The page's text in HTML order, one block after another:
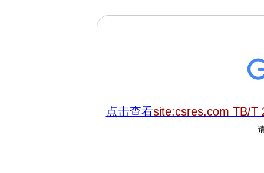
点击查看site:csres.com TB/T